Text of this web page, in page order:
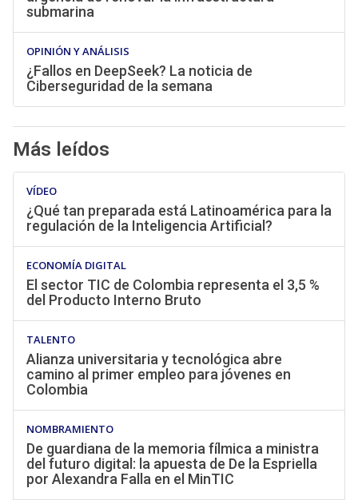
submarina
OPINIÓN Y ANÁLISIS
¿Fallos en DeepSeek? La noticia de
Ciberseguridad de la semana
Más leídos
VÍDEO
¿Qué tan preparada está Latinoamérica para la
regulación de la Inteligencia Artificial?
ECONOMÍA DIGITAL
El sector TIC de Colombia representa el 3,5 %
del Producto Interno Bruto
TALENTO
Alianza universitaria y tecnológica abre
camino al primer empleo para jóvenes en
Colombia
NOMBRAMIENTO
De guardiana de la memoria fílmica a ministra
del futuro digital: la apuesta de De la Espriella
por Alexandra Falla en el MinTIC